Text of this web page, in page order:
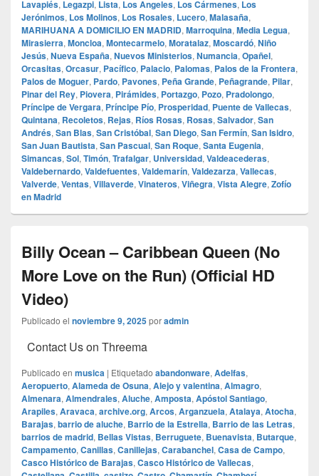
Lavapiés, Legazpi, Lista, Los Angeles, Los Cármenes, Los
Jerónimos, Los Molinos, Los Rosales, Lucero, Malasaña,
MARIHUANA A DOMICILIO EN MADRID, Marroquina, Media Legua,
Mirasierra, Moncloa, Montecarmelo, Moratalaz, Moscardó, Niño
Jesús, Nueva España, Nuevos Ministerios, Numancia, Opañel,
Orcasitas, Orcasur, Pacífico, Palacio, Palomas, Palos de la Frontera,
Palos de Moguer, Pardo, Pavones, Peña Grande, Peñagrande, Pilar,
Pinar del Rey, Piovera, Pirámides, Portazgo, Pozo, Pradolongo,
Príncipe de Vergara, Príncipe Pío, Prosperidad, Puente de Vallecas,
Quintana, Recoletos, Rejas, Ríos Rosas, Rosas, Salvador, San
Andrés, San Blas, San Cristóbal, San Diego, San Fermín, San Isidro,
San Juan Bautista, San Pascual, San Roque, Santa Eugenia,
Simancas, Sol, Timón, Trafalgar, Universidad, Valdeacederas,
Valdebernardo, Valdefuentes, Valdemarín, Valdezarza, Vallecas,
Valverde, Ventas, Villaverde, Vinateros, Viñegra, Vista Alegre, Zofío
en Madrid
Billy Ocean – Caribbean Queen (No
More Love on the Run) (Official HD
Video)
Publicado el noviembre 9, 2025poradmin
Contact Us on Threema
Publicado en musica | Etiquetado abandonware, Adelfas,
Aeropuerto, Alameda de Osuna, Alejo y valentina, Almagro,
Almenara, Almendrales, Aluche, Amposta, Apóstol Santiago,
Arapiles, Aravaca, archive.org, Arcos, Arganzuela, Atalaya, Atocha,
Barajas, barrio de aluche, Barrio de la Estrella, Barrio de las Letras,
barrios de madrid, Bellas Vistas, Berruguete, Buenavista, Butarque,
Campamento, Canillas, Canillejas, Carabanchel, Casa de Campo,
Casco Histórico de Barajas, Casco Histórico de Vallecas,